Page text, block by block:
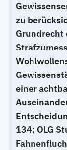
zu
Grundrecht
einer
134; OLG